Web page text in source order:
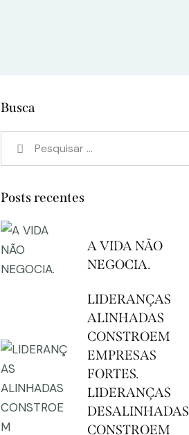
Busca
Posts recentes
A VIDA NÃO
NEGOCIA.
LIDERANÇAS
ALINHADAS
CONSTROEM
EMPRESAS
FORTES.
LIDERANÇAS
DESALINHADAS
CONSTROEM